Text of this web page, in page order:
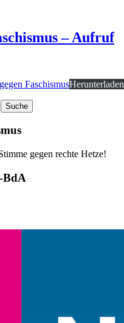
– Aufruf
FaschismusHerunterladen
gegen rechte Hetze!
BdA